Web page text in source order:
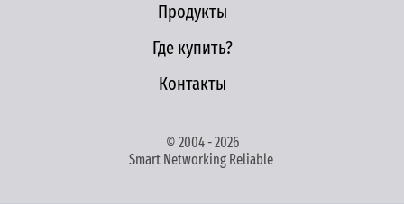
Продукты
Где купить?
Контакты
© 2004 - 2026
Smart Networking Reliable